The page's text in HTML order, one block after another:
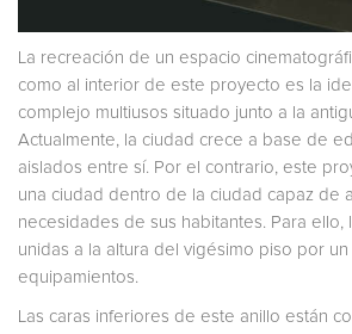
La recreación de un espacio
como al interior de este proyecto es la
complejo multiusos situado junto a la
Actualmente, la ciudad crece a base de
aislados entre sí. Por el contrario, este
una ciudad dentro de la ciudad capaz de
necesidades de sus habitantes. Para ello,
unidas a la altura del vigésimo piso por
equipamientos.
Las caras inferiores de este anillo están